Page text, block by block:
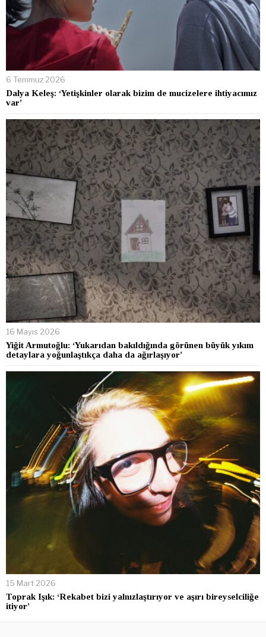
6 Temmuz 2026
Dalya Keleş: ‘Yetişkinler olarak bizim de mucizelere ihtiyacımız
var’
16 Mayıs 2026
Yiğit Armutoğlu: ‘Yukarıdan bakıldığında görünen büyük yıkım
detaylara yoğunlaştıkça daha da ağırlaşıyor’
15 Mart 2026
Toprak Işık: ‘Rekabet bizi yalnızlaştırıyor ve aşırı bireyselciliğe
itiyor’